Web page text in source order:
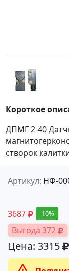
Короткое
ДПМГ 2-40
створок
Артикул: НФ-
3687
-10%
Выгода 372
Цена: 3315